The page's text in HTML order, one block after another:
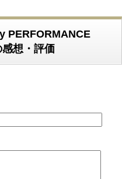
PERFORMANCE
想・評価